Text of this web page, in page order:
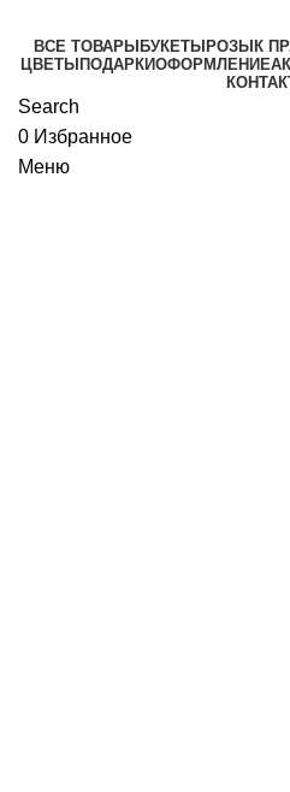
ВСЕ ТОВАРЫ БУКЕТЫ РОЗЫ К
ЦВЕТЫ ПОДАРКИОФОРМЛЕНИЕ
Search
0 Избранное
Меню